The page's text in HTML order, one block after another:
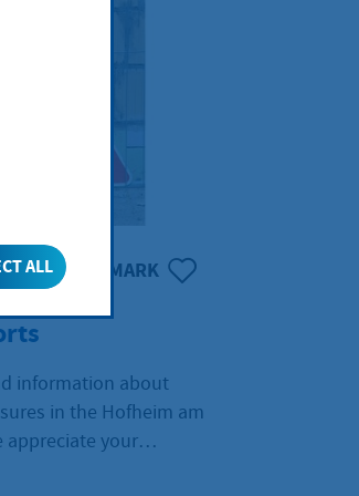
BOOKMARK
information about
in the Hofheim am
appreciate your
ALL